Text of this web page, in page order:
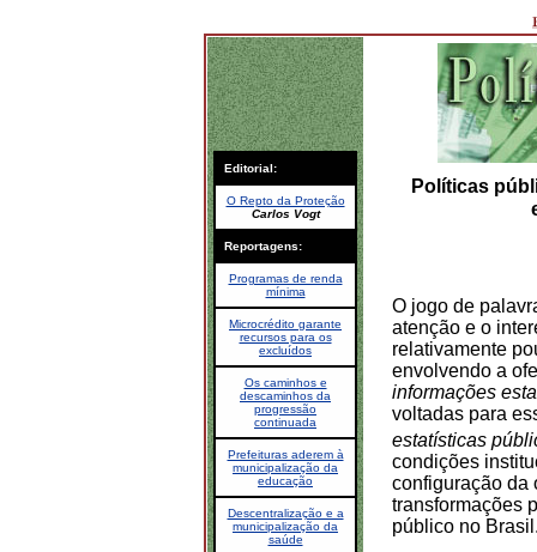
Editorial:
O Repto da Proteção
Carlos Vogt
Reportagens:
Programas de renda
mínima
Microcrédito garante
recursos para os
excluídos
Os caminhos e
descaminhos da
progressão
continuada
Prefeituras aderem à
municipalização da
educação
Descentralização e a
municipalização da
saúde
Políticas
O jogo de
atenção e o
relativamente
envolvendo a
informações
voltadas para
estatísticas
condições
configuração da
transformações
público no